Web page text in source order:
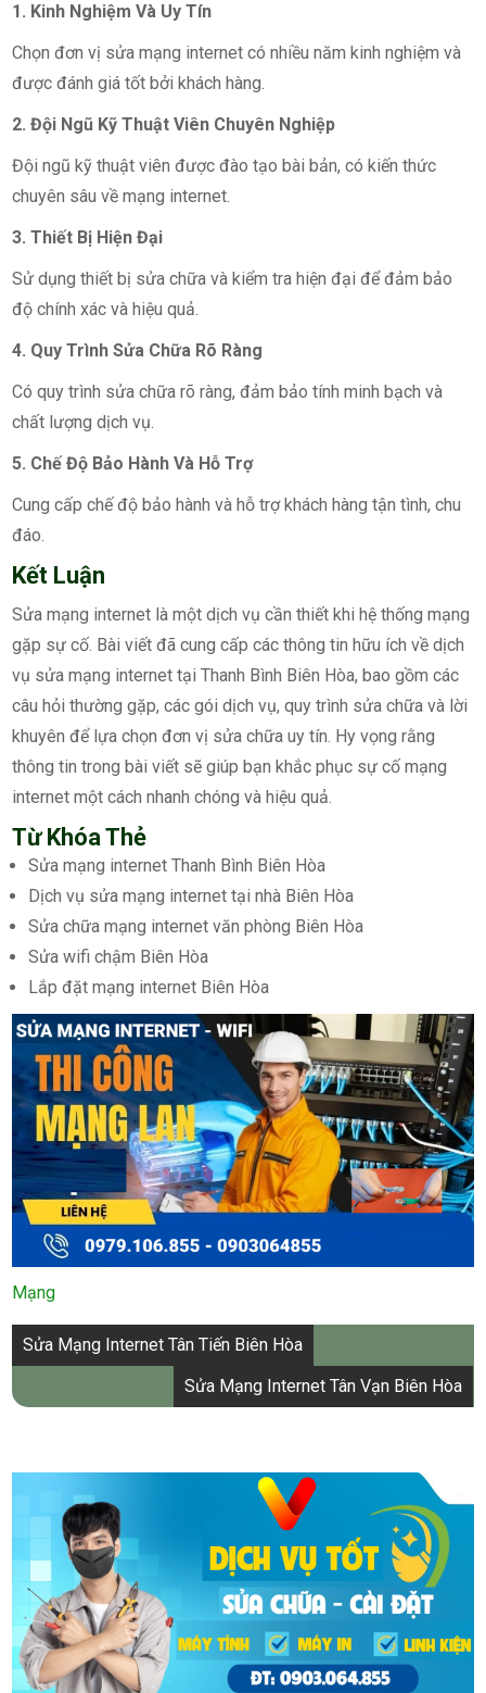
1. Kinh Nghiệm Và Uy Tín
Chọn đơn vị sửa mạng internet có nhiều năm kinh nghiệm và
được đánh giá tốt bởi khách hàng.
2. Đội Ngũ Kỹ Thuật Viên Chuyên Nghiệp
Đội ngũ kỹ thuật viên được đào tạo bài bản, có kiến thức
chuyên sâu về mạng internet.
3. Thiết Bị Hiện Đại
Sử dụng thiết bị sửa chữa và kiểm tra hiện đại để đảm bảo
độ chính xác và hiệu quả.
4. Quy Trình Sửa Chữa Rõ Ràng
Có quy trình sửa chữa rõ ràng, đảm bảo tính minh bạch và
chất lượng dịch vụ.
5. Chế Độ Bảo Hành Và Hỗ Trợ
Cung cấp chế độ bảo hành và hỗ trợ khách hàng tận tình, chu
đáo.
Kết Luận
Sửa mạng internet là một dịch vụ cần thiết khi hệ thống mạng
gặp sự cố. Bài viết đã cung cấp các thông tin hữu ích về dịch
vụ sửa mạng internet tại Thanh Bình Biên Hòa, bao gồm các
câu hỏi thường gặp, các gói dịch vụ, quy trình sửa chữa và lời
khuyên để lựa chọn đơn vị sửa chữa uy tín. Hy vọng rằng
thông tin trong bài viết sẽ giúp bạn khắc phục sự cố mạng
internet một cách nhanh chóng và hiệu quả.
Từ Khóa Thẻ
Sửa mạng internet Thanh Bình Biên Hòa
Dịch vụ sửa mạng internet tại nhà Biên Hòa
Sửa chữa mạng internet văn phòng Biên Hòa
Sửa wifi chậm Biên Hòa
Lắp đặt mạng internet Biên Hòa
Mạng
Điều
hướng
bài
Sửa Mạng Internet Tân Tiến Biên Hòa
Sửa Mạng Internet Tân Vạn Biên Hòa